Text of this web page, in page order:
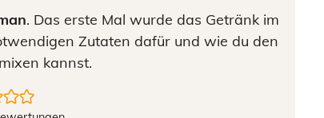
. Das erste Mal wurde das Getränk im
Zutaten dafür und wie du den
kannst.